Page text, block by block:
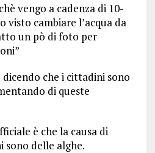
vengo a cadenza di 10-
visto cambiare l’acqua da
un pò di foto per
che i cittadini sono
di queste
è che la causa di
sono delle alghe.